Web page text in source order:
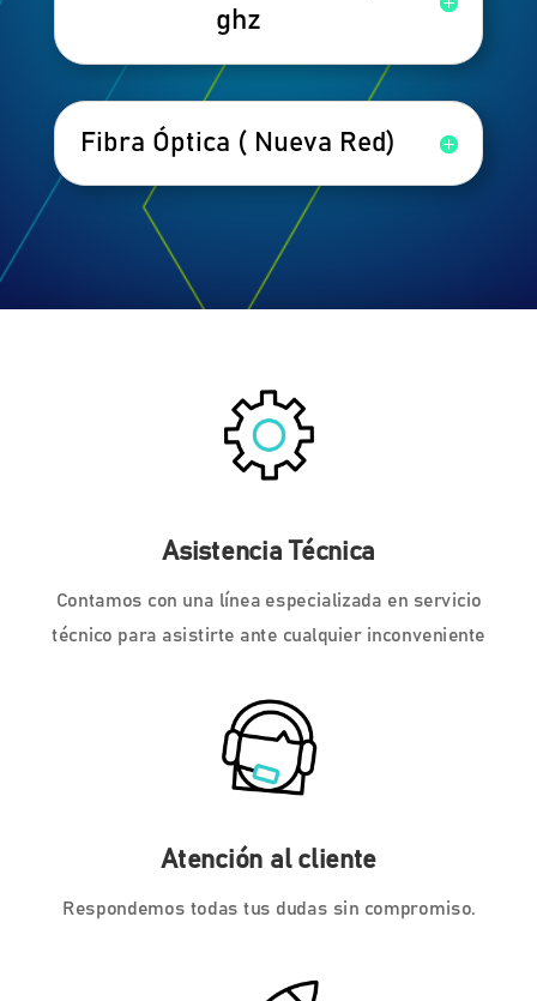
ghz
Fibra Óptica ( Nueva Red)
Asistencia Técnica
Contamos con una línea especializada en servicio
técnico para asistirte ante cualquier inconveniente
Atención al cliente
Respondemos todas tus dudas sin compromiso.